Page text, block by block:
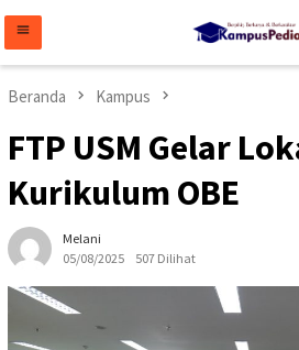
konten
Beranda Kampus
FTP USM Gelar
Kurikulum OBE
Melani
05/08/2025
507 Dilihat